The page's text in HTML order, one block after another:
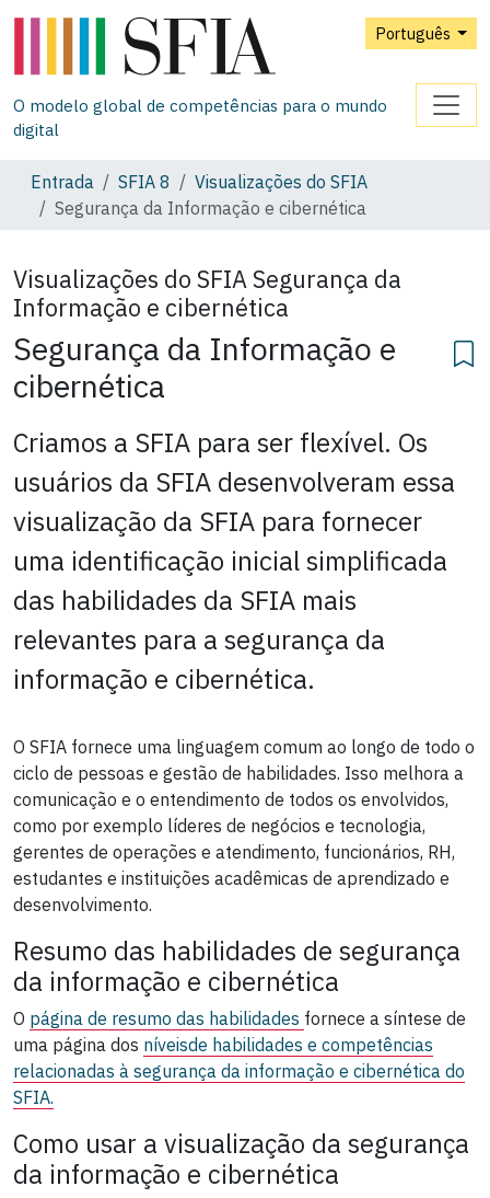
Português
O modelo global de competências para o mundo
digital
Entrada SFIA 8
Visualizações do SFIA
Segurança da Informação e cibernética
Visualizações do SFIASegurança da
Informação e cibernética
Segurança da Informação e
cibernética
Criamos a SFIA para ser flexível. Os
usuários da SFIA desenvolveram essa
visualização da SFIA para fornecer
uma identificação inicial simplificada
das habilidades da SFIA mais
relevantes para a segurança da
informação e cibernética.
O SFIA fornece uma linguagem comum ao longo de todo o
ciclo de pessoas e gestão de habilidades. Isso melhora a
comunicação e o entendimento de todos os envolvidos,
como por exemplo líderes de negócios e tecnologia,
gerentes de operações e atendimento, funcionários, RH,
estudantes e instituições acadêmicas de aprendizado e
desenvolvimento.
Resumo das habilidades de segurança
da informação e cibernética
O página de resumo das habilidades fornece a síntese de
uma página dos níveisde habilidades e competências
relacionadas à segurança da informação e cibernética do
SFIA.
Como usar a visualização da segurança
da informação e cibernética